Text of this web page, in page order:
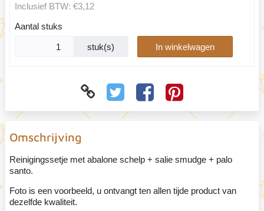
Inclusief BTW: €3,12
Aantal stuks
stuk(s) In winkelwagen
Omschrijving
Reinigingssetje met abalone schelp + salie smudge + palo
santo.
Foto is een voorbeeld, u ontvangt ten allen tijde product van
dezelfde kwaliteit.